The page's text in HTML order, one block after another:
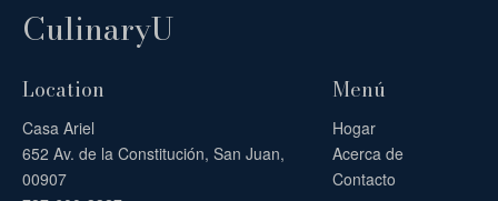
CulinaryU
Casa Ariel
652 Av. de la Constitución, San Juan,
00907
Location
Hogar
Acerca de
Contacto
Menú